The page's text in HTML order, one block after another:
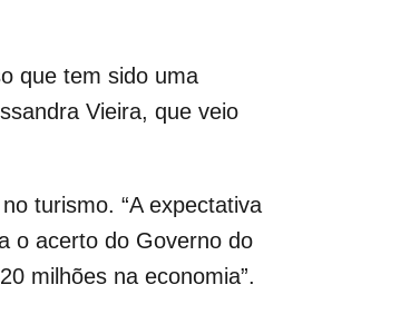
que tem sido uma
Vieira, que veio
turismo. “A expectativa
o acerto do Governo do
milhões na economia”.